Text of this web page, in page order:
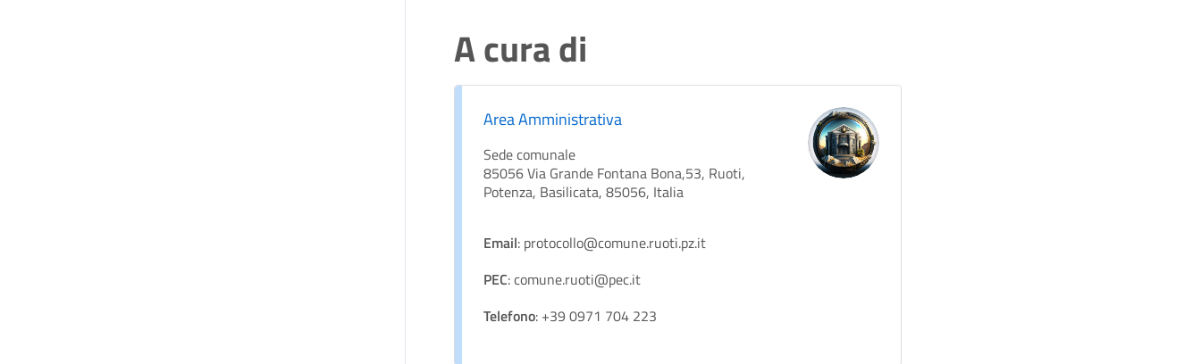
A cura di
Area Amministrativa
Sede comunale
85056 Via Grande Fontana Bona,53, Ruoti,
Potenza, Basilicata, 85056, Italia
Email: protocollo@comune.ruoti.pz.it
PEC: comune.ruoti@pec.it
Telefono: +39 0971 704 223